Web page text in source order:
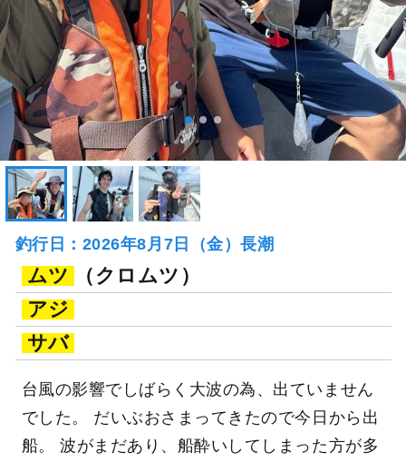
釣行日：2026年8月7日（金）長潮
ムツ
（クロムツ）
アジ
サバ
台風の影響でしばらく大波の為、出ていません
でした。 だいぶおさまってきたので今日から出
船。 波がまだあり、船酔いしてしまった方が多